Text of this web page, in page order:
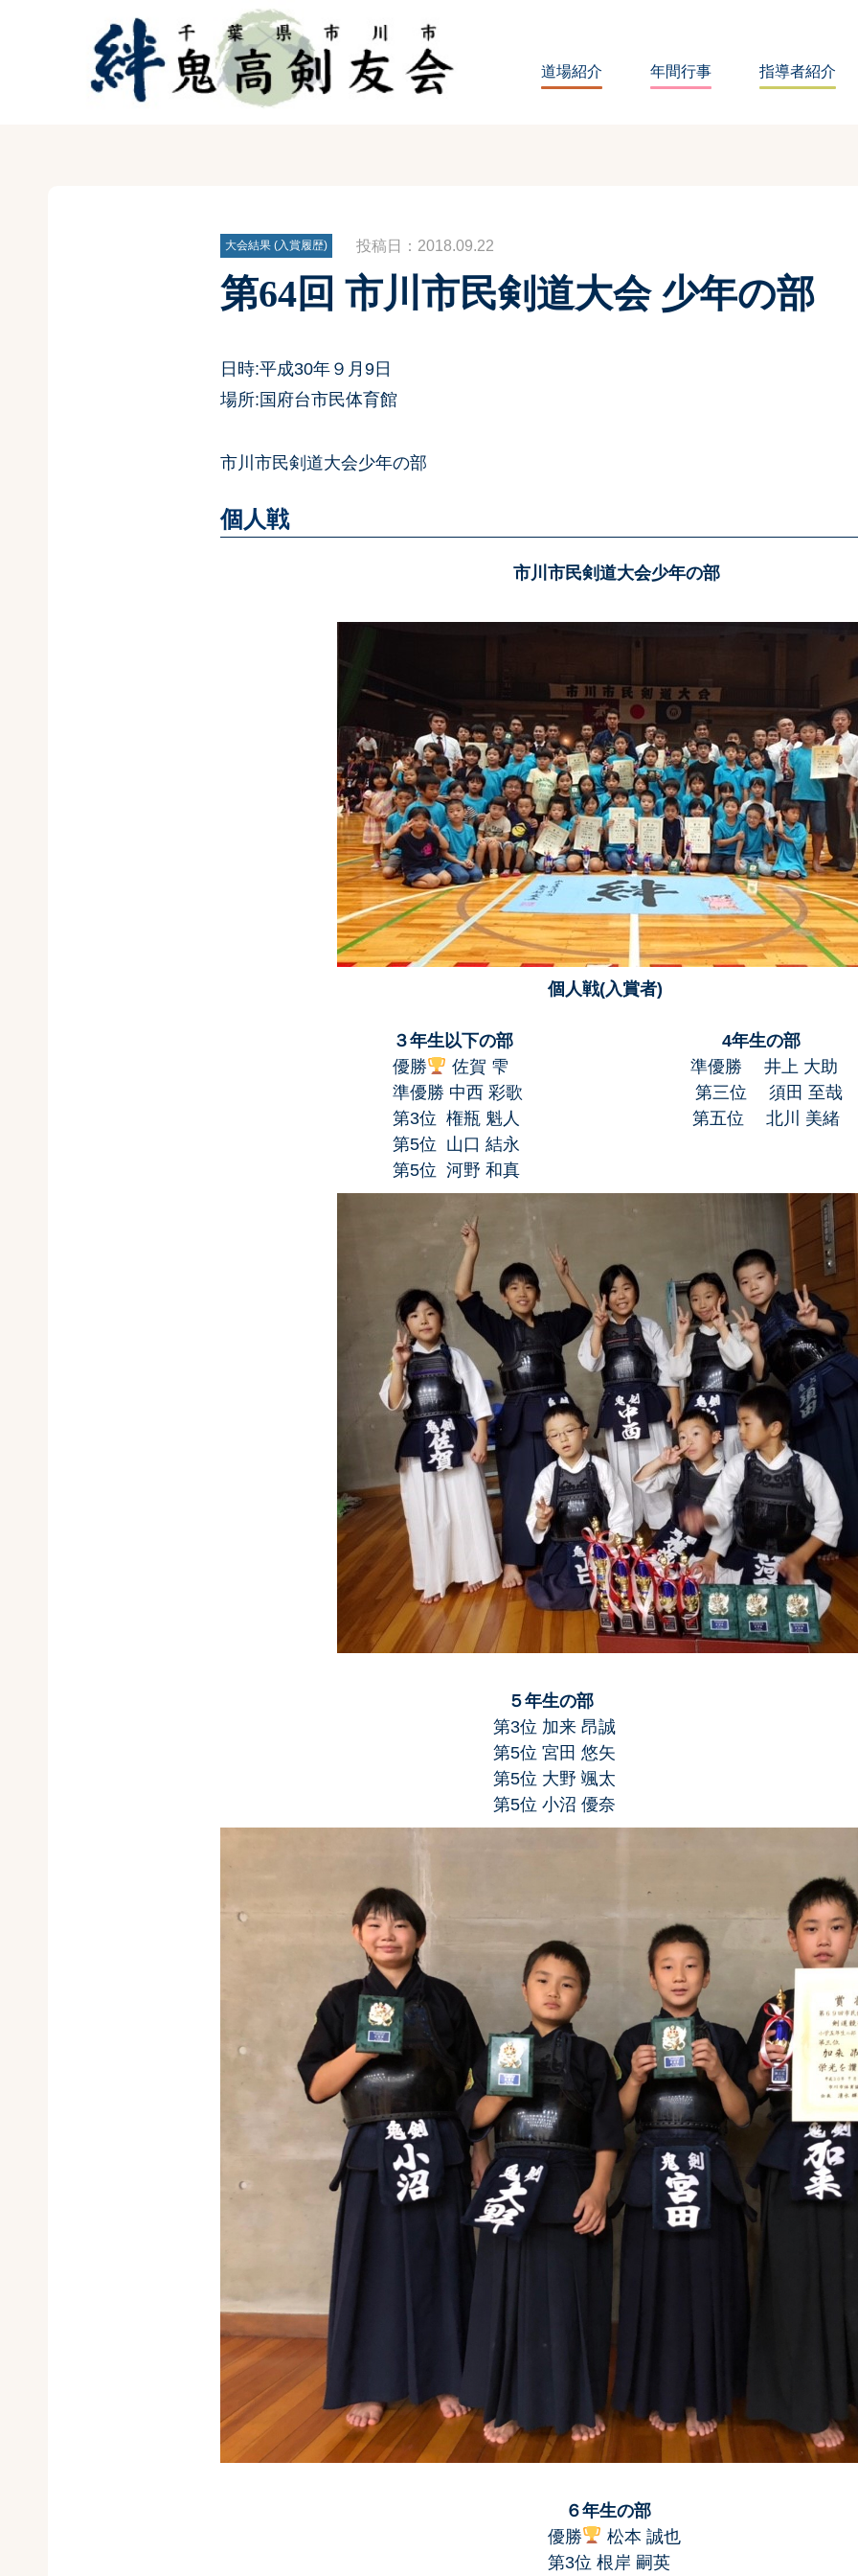
道場紹介 年間行事 指導者紹介
大会結果 (入賞履歴) 投稿日：2018.09.22
第64回 市川市民剣道大会 少年の部
日時:平成30年９月9日
場所:国府台市民体育館
市川市民剣道大会少年の部
個人戦
市川市民剣道大会少年の部
個人戦(入賞者)
３年生以下の部
4年生の部
優勝
佐賀 雫 準優勝 井上 大助
準優勝 中西 彩歌 第三位 須田 至哉
第3位 権瓶 魁人 第五位 北川
第5位 山口 結永
第5位 河野 和真
５年生の部
第3位 加来 昂誠
第5位 宮田 悠矢
第5位 大野 颯太
第5位 小沼 優奈
６年生の部
優勝
松本 誠也
第3位 根岸 嗣英